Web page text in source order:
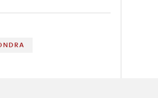
contesti svantaggiati